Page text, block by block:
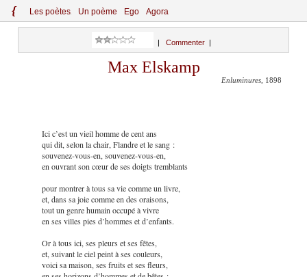
{ Les poètes Un poème Ego Agora
Commenter
Max Elskamp
Enluminures , 1898
Ici c’est un vieil homme de cent ans
qui dit, selon la chair, Flandre et le sang :
souvenez-vous-en, souvenez-vous-en,
en ouvrant son cœur de ses doigts tremblants
pour montrer à tous sa vie comme un livre,
et, dans sa joie comme en des oraisons,
tout un genre humain occupé à vivre
en ses villes pies d’hommes et d’enfants.
Or à tous ici, ses pleurs et ses fêtes,
et, suivant le ciel peint à ses couleurs,
voici sa maison, ses fruits et ses fleurs,